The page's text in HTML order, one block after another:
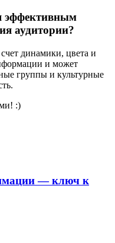
эффективным
аудитории?
динамики, цвета и
и может
группы и культурные
:)
— ключ к